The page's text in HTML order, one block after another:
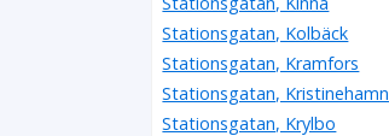
Stationsgatan, Kolbäck
Stationsgatan, Kramfors
Stationsgatan, Kristinehamn
Stationsgatan, Krylbo